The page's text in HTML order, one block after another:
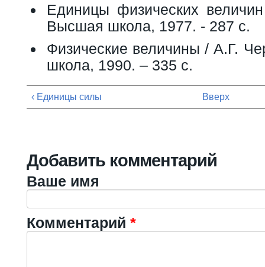
Единицы физических
Высшая школа, 1977. - 287 с.
Физические величины / А.Г.
школа, 1990. – 335 с.
‹ Единицы силы Вверх
Добавить комментарий
Ваше имя
Комментарий *